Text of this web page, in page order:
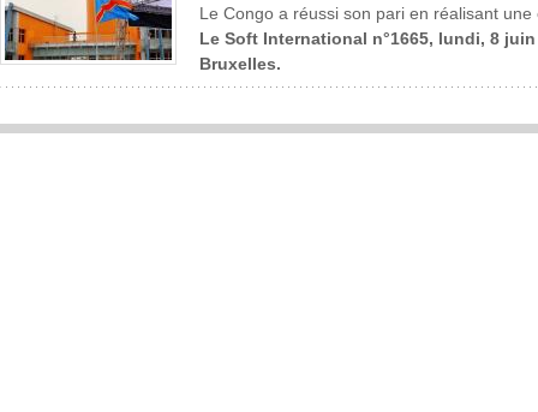
Le Congo a réussi son pari en réalisant une
Le Soft International n°1665, lundi, 8
Bruxelles.